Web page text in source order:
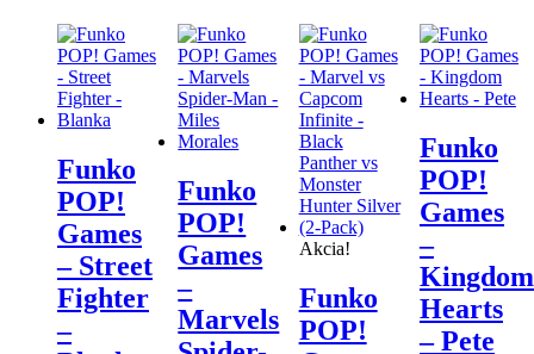
Funko
POP!
Games
– Street
Fighter
–
Funko
POP!
Games
–
Marvels
Akcia!
Funko
POP!
Funko
POP!
Games
–
Kingdom
Hearts
– Pete